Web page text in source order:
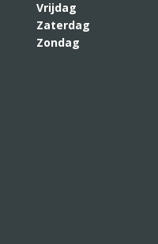
Vrijdag
Zaterdag
Zondag